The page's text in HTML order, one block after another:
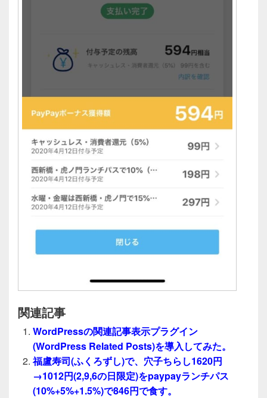
関連記事
WordPressの関連記事表示プラグイン
(WordPress Related Posts)を導入してみた。
福盧寿司(ふくろずし)で、穴子ちらし1620円
→1012円(2,9,6の日限定)をpaypayランチパス
(10%+5%+1.5%)で846円で食す。